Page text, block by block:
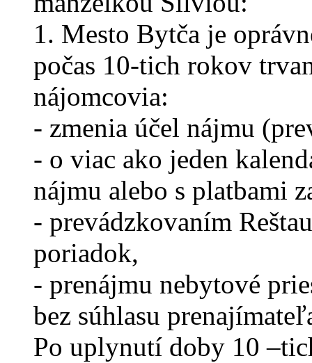
1. Mesto Bytča je
počas 10-tich rokov
nájomcovia:
- zmenia účel nájmu
- o viac ako jeden
nájmu alebo s platbami
- prevádzkovaním
poriadok,
- prenájmu nebytové
bez súhlasu
Po uplynutí doby 10